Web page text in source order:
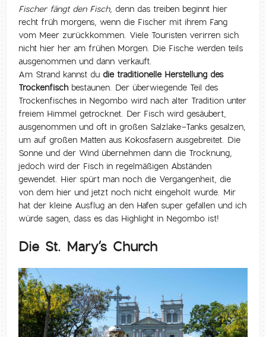
Fischer fängt den Fisch, denn das treiben beginnt hier
recht früh morgens, wenn die Fischer mit ihrem Fang
vom Meer zurückkommen. Viele Touristen verirren sich
nicht hier her am frühen Morgen. Die Fische werden teils
ausgenommen und dann verkauft.
Am Strand kannst dudie traditionelle Herstellung des
Trockenfischbestaunen. Der überwiegende Teil des
Trockenfisches in Negombo wird nach alter Tradition unter
freiem Himmel getrocknet. Der Fisch wird gesäubert,
ausgenommen und oft in großen Salzlake-Tanks gesalzen,
um auf großen Matten aus Kokosfasern ausgebreitet. Die
Sonne und der Wind übernehmen dann die Trocknung,
jedoch wird der Fisch in regelmäßigen Abständen
gewendet. Hier spürt man noch die Vergangenheit, die
von dem hier und jetzt noch nicht eingeholt wurde. Mir
hat der kleine Ausflug an den Hafen super gefallen und ich
würde sagen, dass es das Highlight in Negombo ist!
Die St. Mary’s Church